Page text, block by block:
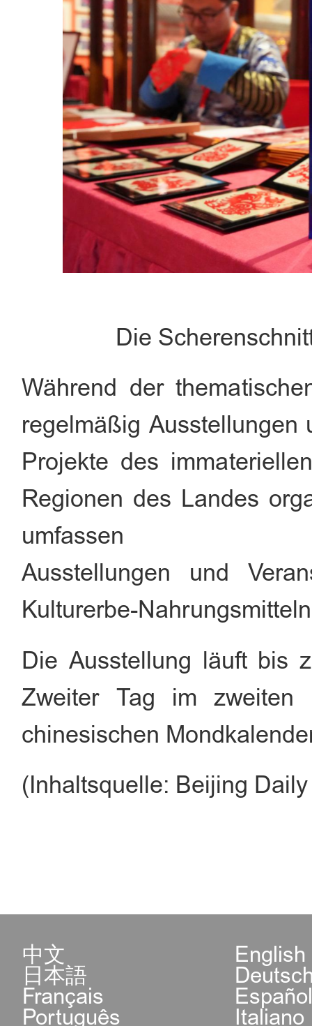
Die
Während der
regelmäßig Ausstellungen
Projekte des
Regionen des Landes
umfassen
Ausstellungen und
Kulturerbe-
Die Ausstellung läuft bis
Zweiter Tag im zweiten
chinesischen
(Inhaltsquelle: Beijing
中文 English
日本語
Français
Português Italiano